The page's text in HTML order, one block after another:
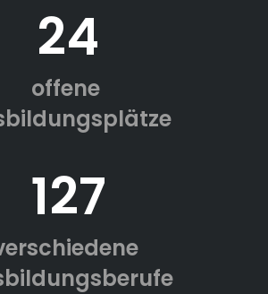
24
offene
127